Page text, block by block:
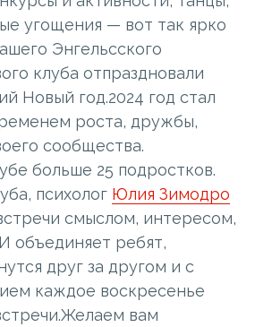
угощения — вот так ярко
Энгельсского
клуба отпраздновали
Новый год.2024 год стал
роста, дружбы,
сообщества.
больше 25 подростков.
психолог Юлия Зимодро
смыслом, интересом,
объединяет ребят,
друг за другом и с
каждое воскресенье
вам